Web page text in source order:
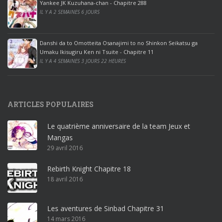
ff
i
c
e
2
0
1
r
o
ff
i
c
e
3
Yankee JK Kuzuhana-chan - Chapitre 288
IL Y A 2 SEMAINES 6 JOURS
Danshi da to Omotteita Osanajimi to no Shinkon Seikatsu ga
Umaku Ikisugiru Ken ni Tsuite - Chapitre 11
IL Y A 4 SEMAINES 3 JOURS 22 HEURES
ARTICLES POPULAIRES
Le quatrième anniversaire de la team Jeux et
Mangas
29 avril 2016
Rebirth Knight Chapitre 18
18 avril 2016
Les aventures de Sinbad Chapitre 31
14 mars 2016